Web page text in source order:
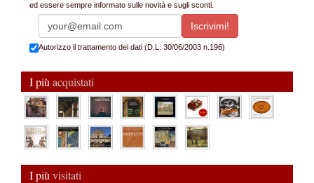
ed essere sempre informato sulle novità e sugli sconti.
Autorizzo il trattamento dei dati (D.L. 30/06/2003 n.196)
I più acquistati
I più visitati